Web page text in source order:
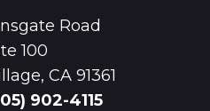
Road
100
CA 91361
902-4115